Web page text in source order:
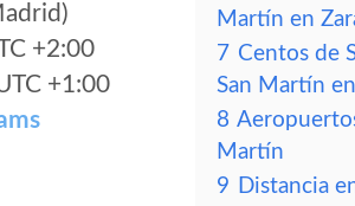
+2:00
+1:00
Martín en
7 Centos de
San Martín
8
Martín
9 Distancia